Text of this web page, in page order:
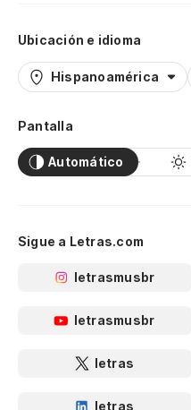
Ubicación e idioma
Hispanoamérica
Pantalla
Automático
Sigue a Letras.com
letrasmusbr
letrasmusbr
letras
letras